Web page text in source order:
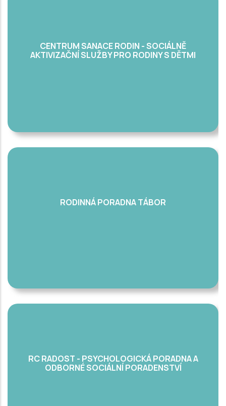
CENTRUM SANACE RODIN - SOCIÁLNĚ
AKTIVIZAČNÍ SLUŽBY PRO RODINY S DĚTMI
RODINNÁ PORADNA TÁBOR
RC RADOST - PSYCHOLOGICKÁ PORADNA A
ODBORNÉ SOCIÁLNÍ PORADENSTVÍ